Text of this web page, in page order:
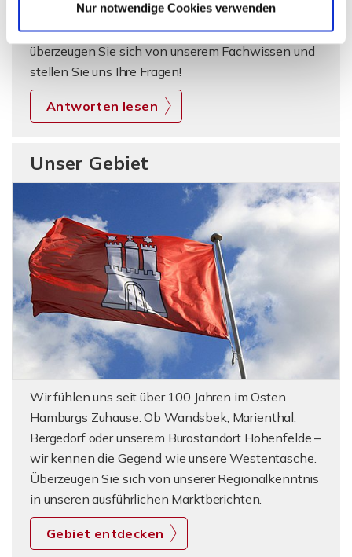
Nur notwendige Cookies verwenden
rund um das Thema Immobilien und den Beruf des
Immobilienmaklers. Schauen Sie gern vorbei und
überzeugen Sie sich von unserem Fachwissen und
stellen Sie uns Ihre Fragen!
Antworten lesen
Unser Gebiet
Wir fühlen uns seit über 100 Jahren im Osten
Hamburgs Zuhause. Ob Wandsbek, Marienthal,
Bergedorf oder unserem Bürostandort Hohenfelde –
wir kennen die Gegend wie unsere Westentasche.
Überzeugen Sie sich von unserer Regionalkenntnis
in unseren ausführlichen Marktberichten.
Gebiet entdecken